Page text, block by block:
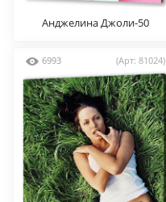
Анджелина Джоли-50
6993 (Арт: 81024)